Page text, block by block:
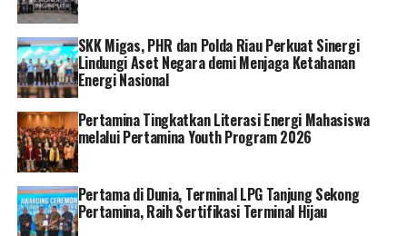
sendiri ke PLTU Jeranjang per bulan mencapai 400
sampai 600 ton. Guna memenuhi kebutuhan tersebut,
Sultansyah memperolehnya dari beberapa produsen
sekam padi di Lombok Tengah.
“Sekam padi ini kami sudah menganggapnya sebagai
limbah. Namun setelah kami diberikan pemahaman
bahwa ternyata limbah sekam padi ini masih bisa
digunakan untuk co-firing di PLTU Jeranjang. Terima
kasih PLN, kami merasa sangat terbantu, yang bisa
memutar perekonomian kami terutama masyarakat
SKK Migas, PHR dan Polda Riau Perkuat Sinergi
Lindungi Aset Negara demi Menjaga Ketahanan
Energi Nasional
Pertamina Tingkatkan Literasi Energi Mahasiswa
melalui Pertamina Youth Program 2026
Pertama di Dunia, Terminal LPG Tanjung Sekong
Pertamina, Raih Sertifikasi Terminal Hijau